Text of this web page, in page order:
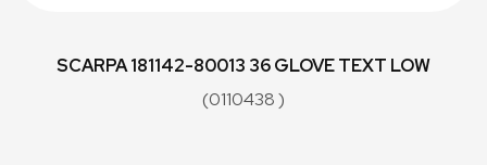
SCARPA 181142-80013 36 GLOVE TEXT LOW
(0110438 )